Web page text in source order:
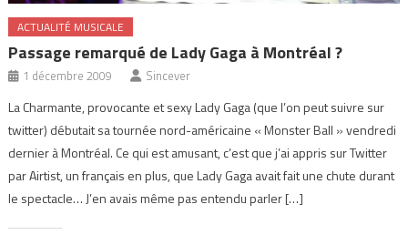
ACTUALITÉ MUSICALE
Passage remarqué de Lady Gaga à Montréal ?
1 décembre 2009 Sincever
La Charmante, provocante et sexy Lady Gaga (que l’on peut suivre sur
twitter) débutait sa tournée nord-américaine « Monster Ball » vendredi
dernier à Montréal. Ce qui est amusant, c’est que j’ai appris sur Twitter
par Airtist, un français en plus, que Lady Gaga avait fait une chute durant
le spectacle… J’en avais même pas entendu parler […]